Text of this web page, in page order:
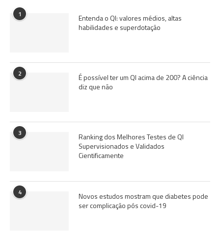
1
Entenda o QI: valores médios, altas
habilidades e superdotação
2
É possível ter um QI acima de 200? A ciência
diz que não
3
Ranking dos Melhores Testes de QI
Supervisionados e Validados
Cientificamente
4
Novos estudos mostram que diabetes pode
ser complicação pós covid-19